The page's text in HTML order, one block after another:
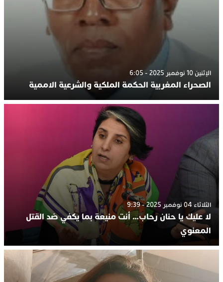
الإثنين 10 نوفمبر 2025 - 6:05
الصحراء المغربية الحكمة الملكية والشرعية الاممية
الثلاثاء 04 نوفمبر 2025 - 9:39
لا عليك يا حنان رحاب… أنت منيعة بما يكفي ضد القتل
المعنوي